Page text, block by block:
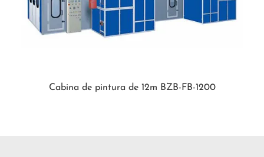
Cabina de pintura de 12m BZB-FB-1200